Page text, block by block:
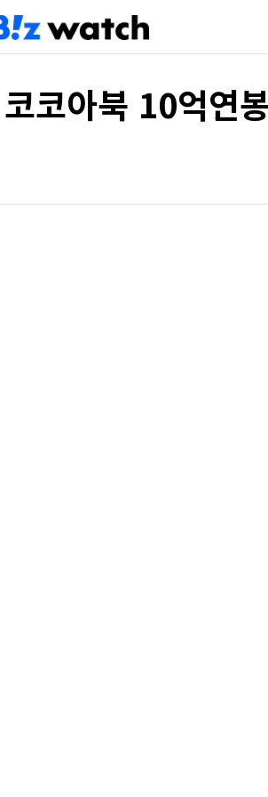
코아북 10억연